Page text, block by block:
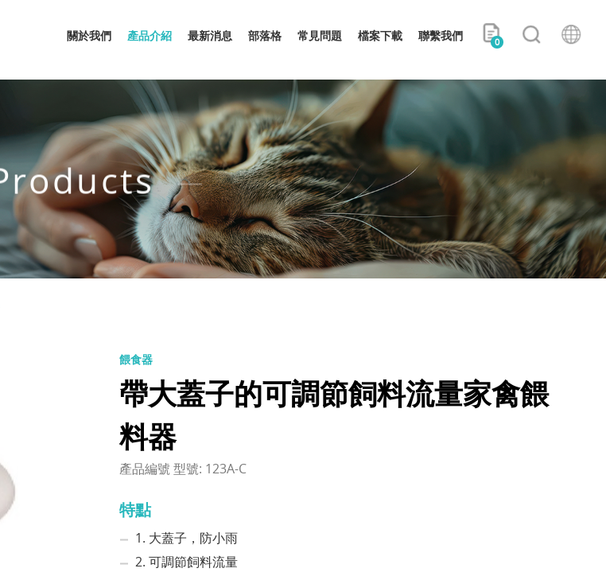
關於我們 產品介紹 最新消息 部落格 常見問題 檔案下載 聯繫我們 0
餵食器
帶大蓋子的可調節飼料流量家禽餵
料器
產品編號 型號: 123A-C
特點
1. 大蓋子，防小雨
2. 可調節飼料流量